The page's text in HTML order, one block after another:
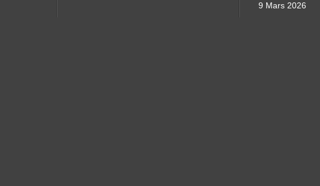
9 Mars 2026